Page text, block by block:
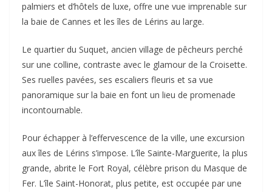
palmiers et d’hôtels de luxe, offre une vue imprenable sur
la baie de Cannes et les îles de Lérins au large.
Le quartier du Suquet, ancien village de pêcheurs perché
sur une colline, contraste avec le glamour de la Croisette.
Ses ruelles pavées, ses escaliers fleuris et sa vue
panoramique sur la baie en font un lieu de promenade
incontournable.
Pour échapper à l’effervescence de la ville, une excursion
aux îles de Lérins s’impose. L’île Sainte-Marguerite, la plus
grande, abrite le Fort Royal, célèbre prison du Masque de
Fer. L’île Saint-Honorat, plus petite, est occupée par une